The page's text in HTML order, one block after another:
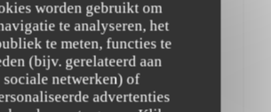
worden gebruikt om
te analyseren, het
te meten, functies te
(bijv. gerelateerd aan
sociale netwerken) of
advertenties
Beaujolais
Chénas
17,00 EUR
Carafe 50.
24,00 EUR
Bouteille